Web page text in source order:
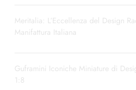
Meritalia: L’Eccellenza del Design
Manifattura Italiana
Guframini Iconiche Miniature di
1:8